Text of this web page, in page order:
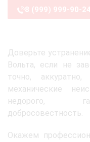
8 (999) 999-90-24
Доверьте
Вольта, если не
точно,
механические
недорого,
добросовестность.
Окажем